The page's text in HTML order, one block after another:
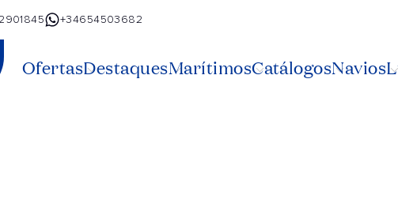
+34654503682
OfertasDestaquesMarítimosCatálogosNavios